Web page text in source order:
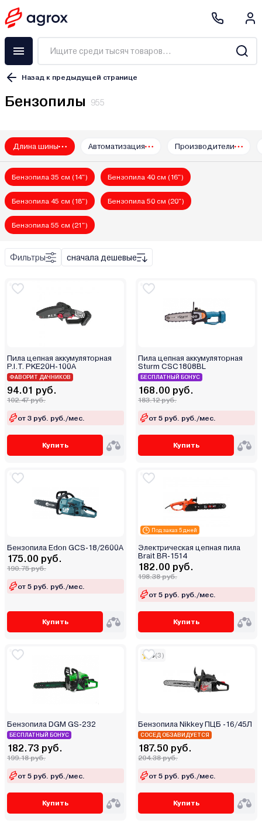
Назад к предыдущей странице
Бензопилы 955
AL-KO
Alpina
ALTECO
BOJET
Bort
Brait
CanFly
Daewoo
DDE
Denzel
DGM
DWT
DYLLU
ECO
Einhell
Eland
EVOline
Felisatti
Foresta
Garvill
GreenWorks (Гринворкс)
Grizzly
Hammer
Hanskonner
Длина шины Автоматизация Производители
Бензопила 35 см (14") Бензопила 40 см (16")
Бензопила 45 см (18") Бензопила 50 см (20")
Бензопила 55 см (21")
Фильтры сначала дешевые
Пила цепная аккумуляторная
P.I.T. PKE20H-100A
ФАВОРИТ ДАЧНИКОВ
94.01 руб.
102.47 руб.
от 3 руб. руб./мес.
Купить
Пила цепная аккумуляторная
Sturm CSC1808BL
БЕСПЛАТНЫЙ БОНУС
168.00 руб.
183.12 руб.
от 5 руб. руб./мес.
Купить
Бензопила Edon GCS-18/2600A
175.00 руб.
190.75 руб.
от 5 руб. руб./мес.
Купить
Под заказ 5 дней
Электрическая цепная пила
Brait BR-1514
182.00 руб.
198.38 руб.
от 5 руб. руб./мес.
Купить
Бензопила DGM GS-232
БЕСПЛАТНЫЙ БОНУС
182.73 руб.
199.18 руб.
от 5 руб. руб./мес.
Купить
5(3)
Бензопила Nikkey ПЦБ -16/45Л
СОСЕД ОБЗАВИДУЕТСЯ
187.50 руб.
204.38 руб.
от 5 руб. руб./мес.
Купить